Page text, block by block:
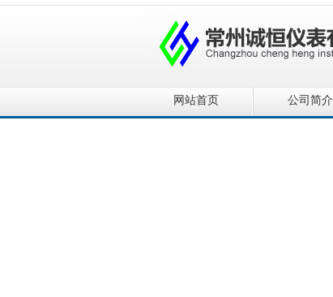
网站首页 公司简介